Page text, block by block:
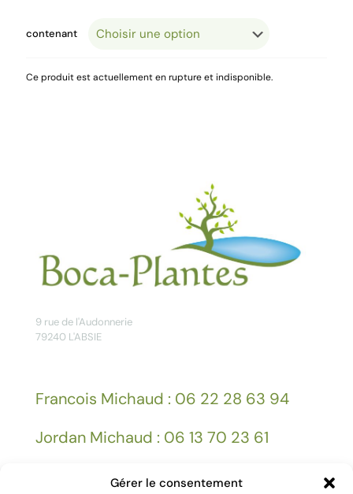
Gérer le consentement
contenant
Ce produit est actuellement en rupture et indisponible.
9 rue de l'Audonnerie
79240 L'ABSIE
Francois Michaud : 06 22 28 63 94
Jordan Michaud : 06 13 70 23 61